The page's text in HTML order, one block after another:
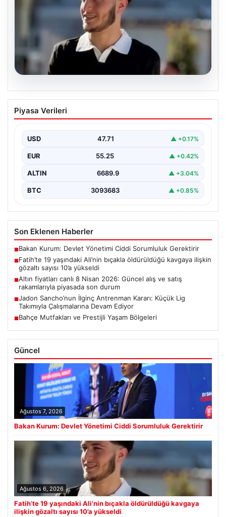
06.08.2026
Fatih’te 19 yaşındaki Ali’nin bıçakla
öldürüldüğü kavgaya ilişkin gözaltı
Piyasa Verileri
USD 47.71 ▲ +0.17%
EUR 55.25 ▲ +0.42%
ALTIN 6689.9 ▲ +3.04%
BTC 3093683 ▲ +0.85%
Son Eklenen Haberler
■Bakan Kurum: Devlet Yönetimi Ciddi Sorumluluk Gerektirir
■Fatih’te 19 yaşındaki Ali’nin bıçakla öldürüldüğü kavgaya ilişkin
gözaltı sayısı 10’a yükseldi
■Altın fiyatları canlı 8 Nisan 2026: Güncel alış ve satış
rakamlarıyla piyasada son durum
■Jadon Sancho’nun İlginç Antrenman Kararı: Küçük Lig
Takımıyla Çalışmalarına Devam Ediyor
■Bahçe Mutfakları ve Prestijli Yaşam Bölgeleri
Güncel
Ağustos 7, 2026
Bakan Kurum: Devlet Yönetimi Ciddi Sorumluluk Gerektirir
Ağustos 6, 2026
Fatih’te 19 yaşındaki Ali’nin bıçakla öldürüldüğü kavgaya
ilişkin gözaltı sayısı 10’a yükseldi